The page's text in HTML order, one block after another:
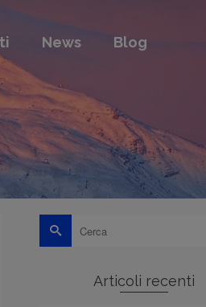
News Blog
Cerca
per:
Articoli recenti